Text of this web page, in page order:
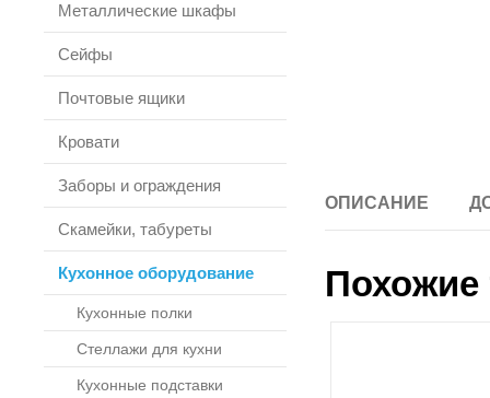
Металлические шкафы
Сейфы
Почтовые ящики
Кровати
Заборы и ограждения
Скамейки, табуреты
Кухонное оборудование
Кухонные полки
Стеллажи для кухни
Кухонные подставки
ОПИСАНИЕ